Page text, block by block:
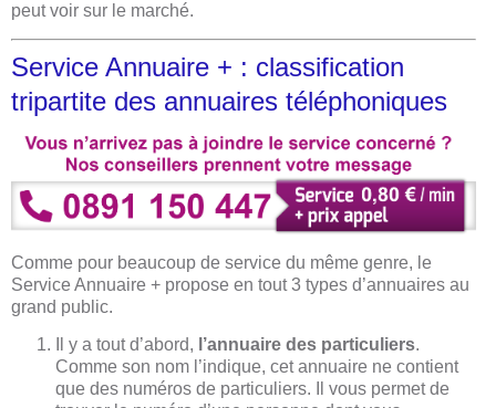
peut voir sur le marché.
Service Annuaire + : classification
tripartite des annuaires téléphoniques
​Comme pour beaucoup de service du même genre, le
Service Annuaire + propose en tout 3 types d’annuaires au
grand public.
Il y a tout d’abord, l’annuaire des particuliers.
Comme son nom l’indique, cet annuaire ne contient
que des numéros de particuliers. Il vous permet de